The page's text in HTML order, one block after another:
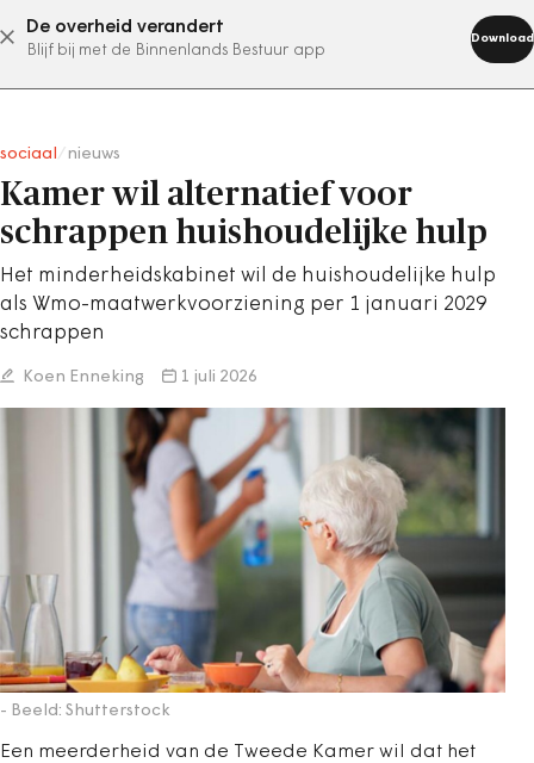
De overheid verandert
Blijf bij met de Binnenlands Bestuur app
Download
abonneer nu
sociaal nieuws
Kamer wil alternatief voor
schrappen huishoudelijke hulp
Het minderheidskabinet wil de huishoudelijke hulp
als Wmo-maatwerkvoorziening per 1 januari 2029
schrappen
Koen Enneking 1 juli 2026
- Beeld: Shutterstock
Een meerderheid van de Tweede Kamer wil dat het